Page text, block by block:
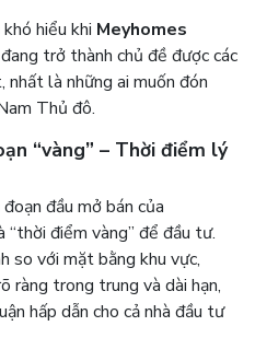
hiểu khi Meyhomes
đang trở thành chủ đề được các
là những ai muốn đón
Thủ đô.
“vàng” – Thời điểm lý
đầu mở bán của
“thời điểm vàng” để đầu tư.
so với mặt bằng khu vực,
ràng trong trung và dài hạn,
hấp dẫn cho cả nhà đầu tư